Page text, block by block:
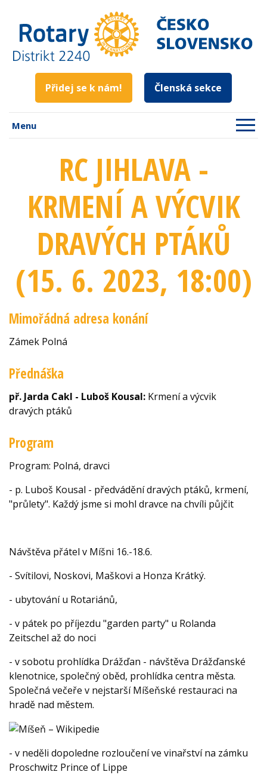
Přidej se k nám! Členská sekce
Menu
RC JIHLAVA -
KRMENÍ A VÝCVIK
DRAVÝCH PTÁKŮ
(15. 6. 2023, 18:00)
Mimořádná adresa konání
Zámek Polná
Přednáška
př. Jarda Cakl - Luboš Kousal: Krmení a výcvik
dravých ptáků
Program
Program: Polná, dravci
- p. Luboš Kousal - předvádění dravých ptáků, krmení,
"průlety". Každý jsme si mohl dravce na chvíli půjčit
Návštěva přátel v Míšni 16.-18.6.
- Svítilovi, Noskovi, Maškovi a Honza Krátký.
- ubytování u Rotariánů,
- v pátek po příjezdu "garden party" u Rolanda
Zeitschel až do noci
- v sobotu prohlídka Drážďan - návštěva Drážďanské
klenotnice, společný oběd, prohlídka centra města.
Společná večeře v nejstarší Míšeňské restauraci na
hradě nad městem.
- v neděli dopoledne rozloučení ve vinařství na zámku
Proschwitz Prince of Lippe